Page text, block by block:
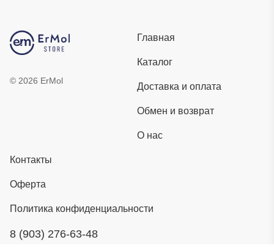
© 2026 ErMol
Главная
Каталог
Доставка и оплата
Обмен и возврат
О нас
Контакты
Оферта
Политика конфиденциальности
8 (903) 276-63-48